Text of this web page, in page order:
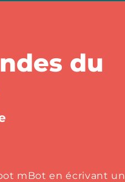
du
mBot en écrivant un